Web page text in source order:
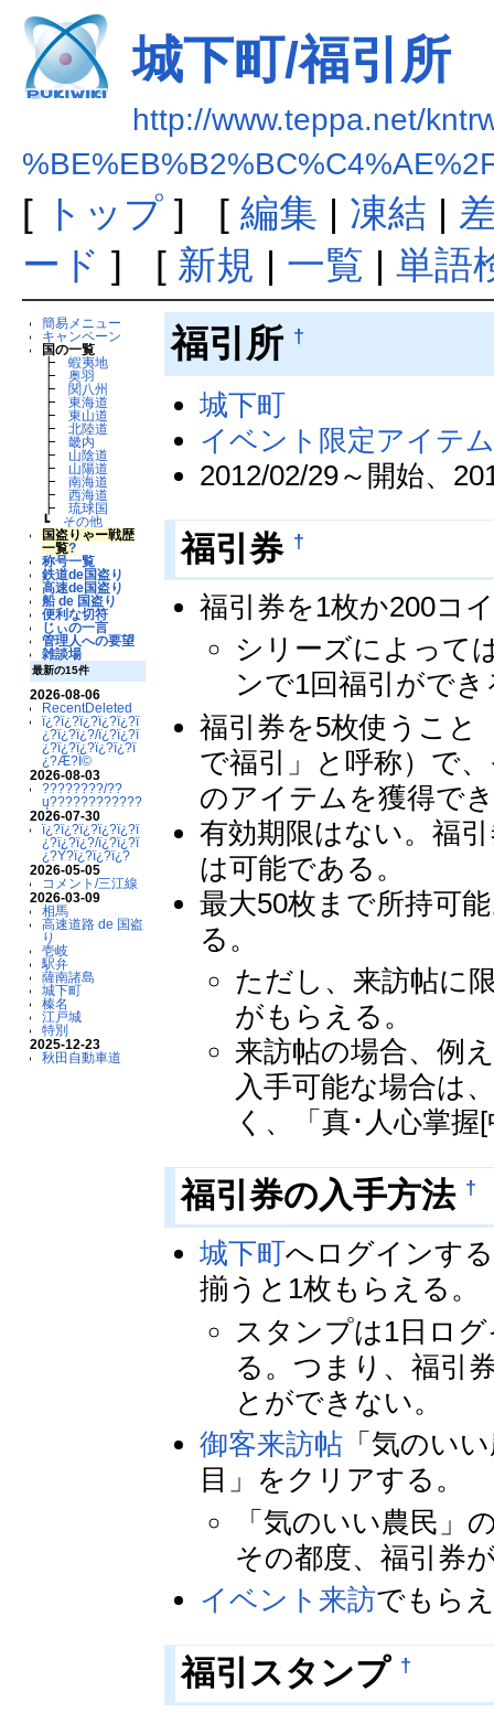
城下町/福引所
http://www.teppa.net/
[ トップ] [ 編集 | 凍結 |
ード ] [ 新規 | 一覧 | 単語
簡易メニュー
キャンペーン
国の一覧
┣蝦夷地
┣奥羽
┣ 関八州
┣東海道
┣東山道
┣北陸道
┣畿内
┣ 山陰道
┣ 山陽道
┣南海道
┣西海道
┣琉球国
┗ その他
国盗りゃー戦歴
一覧?
称号一覧
鉄道de国盗り
高速de国盗り
船 de 国盗り
便利な切符
じぃの一言
管理人への要望
雑談場
最新の15件
2026-08-06
RecentDeleted
ï¿?ï¿?ï¿?ï¿?ï¿?ï
¿?ï¿?ï¿?/ï¿?ï¿?ï
¿?ï¿?ï¿?ï¿?ï¿?ï
¿?Æ?Ï©
2026-08-03
????????/??
ų????????????
2026-07-30
ï¿?ï¿?ï¿?ï¿?ï¿?ï
¿?ï¿?ï¿?/ï¿?ï¿?ï
¿?Ý?ï¿?ï¿?ï¿?
2026-05-05
コメント/三江線
2026-03-09
相馬
高速道路 de 国盗
り
壱岐
駅弁
薩南諸島
城下町
榛名
江戸城
特別
2025-12-23
秋田自動車道
福引所 †
城下町
イベント限定アイテ
2012/02/29～開始、
福引券 †
福引券を1枚か200コ
シリーズによって
ンで1回福引ができ
福引券を5枚使うこと
で福引」と呼称）で
のアイテムを獲得で
有効期限はない。福
は可能である。
最大50枚まで所持可
る。
ただし、来訪帖に
がもらえる。
来訪帖の場合、例
入手可能な場合は
く、「真･人心掌
福引券の入手方法 †
城下町へログインす
揃うと1枚もらえる。
スタンプは1日ロ
る。つまり、福引
とができない。
御客来訪帖 「気のい
目」をクリアする。
「気のいい農民」
その都度、福引券
イベント来訪でもら
福引スタンプ †